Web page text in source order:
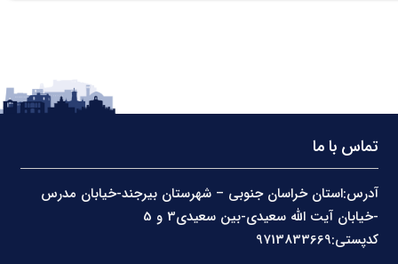
تماس با ما
آدرس:استان خراسان جنوبی – شهرستان بیرجند-خیابان مدرس
کدپستی:9713833669